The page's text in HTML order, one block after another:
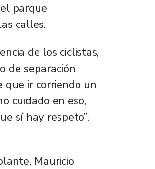
parque
calles.
de los ciclistas,
de separación
que ir corriendo un
cuidado en eso,
sí hay respeto”,
Mauricio